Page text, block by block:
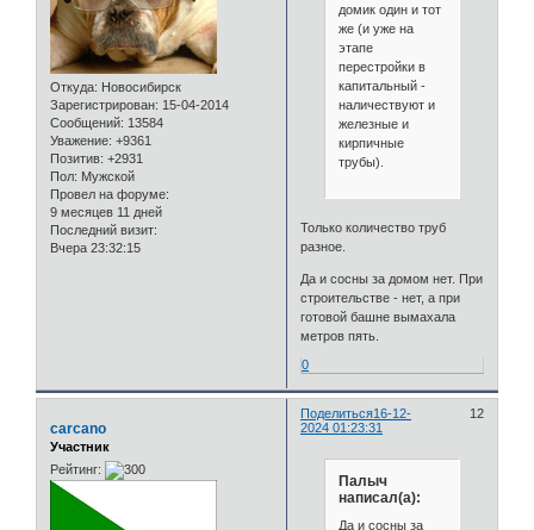
Откуда: Новосибирск
Зарегистрирован: 15-04-2014
Сообщений: 13584
Уважение: +9361
Позитив: +2931
Пол: Мужской
Провел на форуме:
9 месяцев 11 дней
Последний визит:
Вчера 23:32:15
домик один и тот
же (и уже на
этапе
перестройки в
капитальный -
наличествуют и
железные и
кирпичные
трубы).
Только количество труб
разное.
Да и сосны за домом нет. При
строительстве - нет, а при
готовой башне вымахала
метров пять.
0
Поделиться 12
16-12-
2024 01:23:31
carcano
Участник
Рейтинг:
Палыч
написал(а):
Да и сосны за